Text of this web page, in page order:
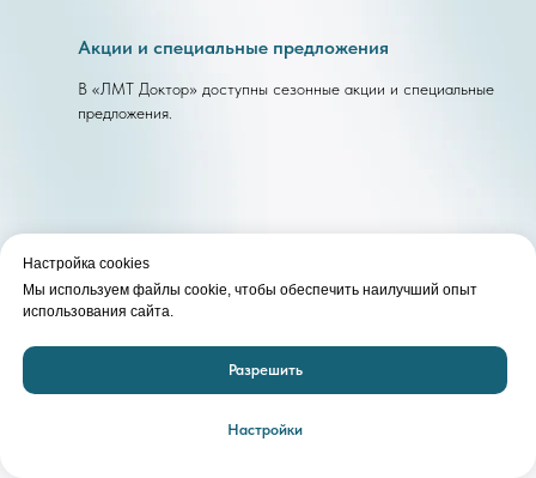
Настройка cookies
Мы используем файлы cookie, чтобы обеспечить наилучший опыт
использования сайта.
Разрешить
Настройки
Акции и специальные предложения
В «ЛМТ Доктор» доступны сезонные акции и специальные
предложения.
Отзывы
Пациент +7 911 29XXXXX ⭐⭐⭐⭐⭐